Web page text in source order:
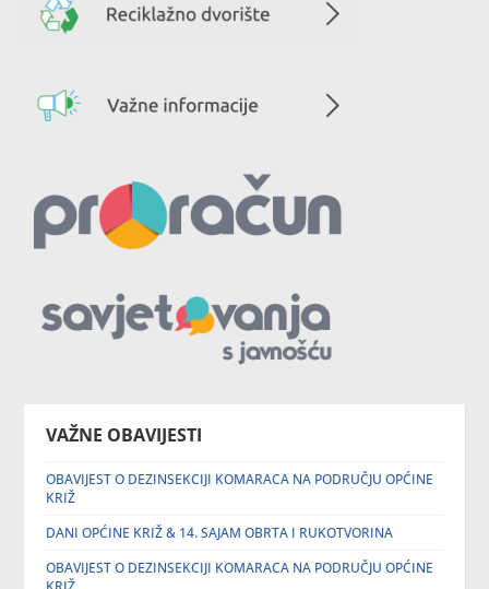
VAŽNE OBAVIJESTI
OBAVIJEST O DEZINSEKCIJI KOMARACA NA PODRUČJU OPĆINE
KRIŽ
DANI OPĆINE KRIŽ & 14. SAJAM OBRTA I RUKOTVORINA
OBAVIJEST O DEZINSEKCIJI KOMARACA NA PODRUČJU OPĆINE